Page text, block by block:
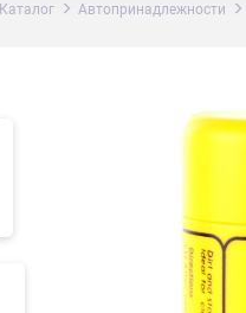
Каталог Автопринадлежности